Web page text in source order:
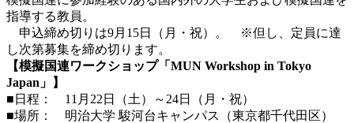
指導する教員。
申込締め切りは9月15日（月・祝）。 ※但し、定員に達
し次第募集を締め切ります。
【模擬国連ワークショップ「MUN Workshop in Tokyo
Japan」】
■日程： 11月22日（土）～24日（月・祝）
■場所： 明治大学 駿河台キャンパス（東京都千代田区）